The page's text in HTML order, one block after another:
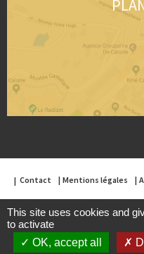
Contact Mentions légales
This site uses cookies and
to activate
OK, accept all